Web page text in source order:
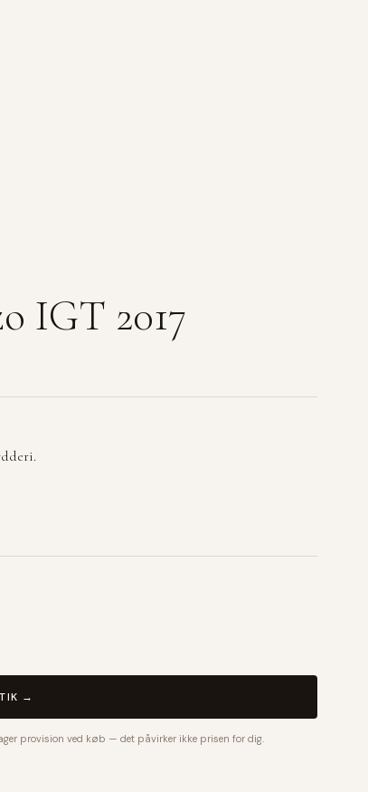
IGT 2017
→
provision ved køb — det påvirker ikke prisen for dig.